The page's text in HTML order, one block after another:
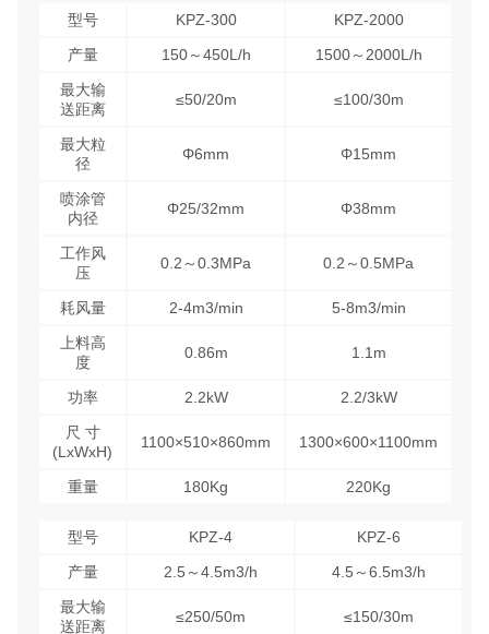
型号 KPZ-300
KPZ-2000
产量
150～450L/h
1500～2000L/h
最大输
送距离
≤50/20m ≤100/30m
最大粒
径
Φ6mm Φ15mm
喷涂管
内径
Φ25/32mm Φ38mm
工作风
压
0.2～0.3MPa 0.2～0.5MPa
耗风量 2-4m3/min
5-8m3/min
上料高
度
0.86m 1.1m
功率 2.2kW
2.2/3kW
尺 寸
(LxWxH)
1100×510×860mm 1300×600×1100mm
重量 180Kg 220Kg
型号 KPZ-4
KPZ-6
产量
2.5～4.5m3/h
4.5～6.5m3/h
最大输
送距离
≤250/50m ≤150/30m